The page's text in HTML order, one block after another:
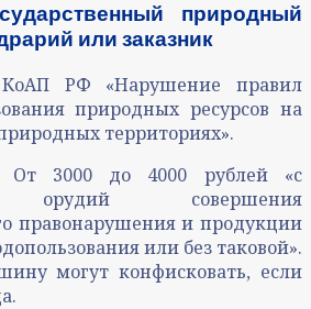
природный
или заказник
РФ «Нарушение правил
природных ресурсов на
территориях».
От 3000 до 4000 рублей «с
орудий совершения
правонарушения и продукции
или без таковой».
могут конфисковать, если